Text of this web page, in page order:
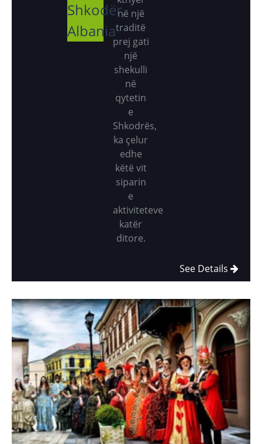
Shkodër,
Albania
në një
traditë
prej gati
një
shekulli
në
qytetin
e
Shkodrës,
ka çelur
edhe
këtë vit
siparin
e
aktiviteteve
katër
ditore.
See Details